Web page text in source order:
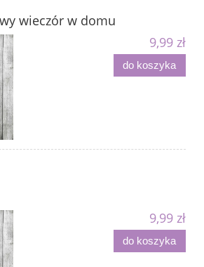
wieczór w domu
9,99 zł
do koszyka
9,99 zł
do koszyka